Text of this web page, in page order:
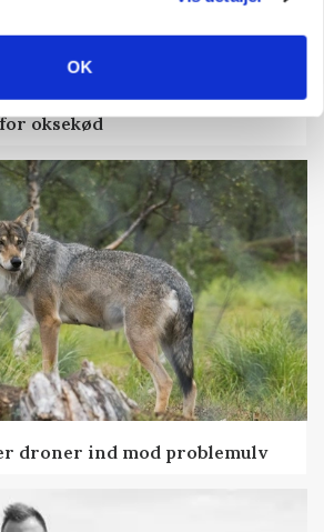
OK
Spæde lyspunkter i fortsat
oksekød
droner ind mod problemulv